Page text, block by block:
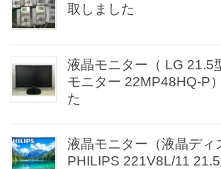
取しました
液晶モニター（ LG 21.5
モニター 22MP48HQ-P
た
液晶モニター（液晶ディ
PHILIPS 221V8L/11